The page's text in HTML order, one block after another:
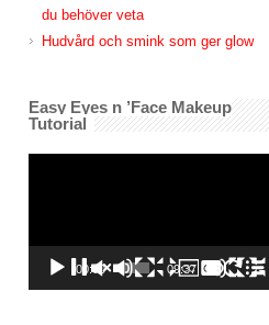
du behöver veta
Hudvård och smink som ger glow
Easy Eyes n ’Face Makeup
Tutorial
00:00 09:37